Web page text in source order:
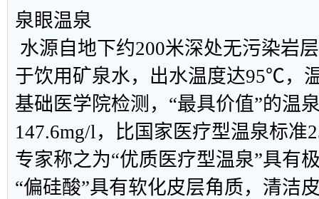
泉眼温泉
水源自地下约200米深处无污染岩
于饮用矿泉水，出水温度达95℃，
基础医学院检测，“最具价值”的温
147.6mg/l，比国家医疗型温泉标准
专家称之为“优质医疗型温泉”具有
“偏硅酸”具有软化皮层角质，清洁